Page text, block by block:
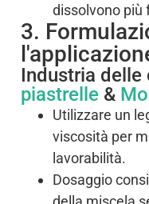
dissolvono più
3.
Industria
piastrelle &
Utilizzare un
viscosità per
lavorabilità.
Dosaggio